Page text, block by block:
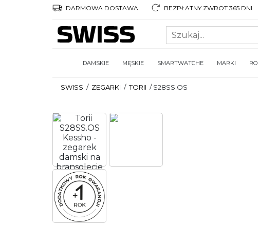
DARMOWA DOSTAWA BEZPŁATNY ZWROT 365 DNI
DAMSKIE MĘSKIE SMARTWATCHE MARKI
SWISS / ZEGARKI / TORII /S28SS.OS